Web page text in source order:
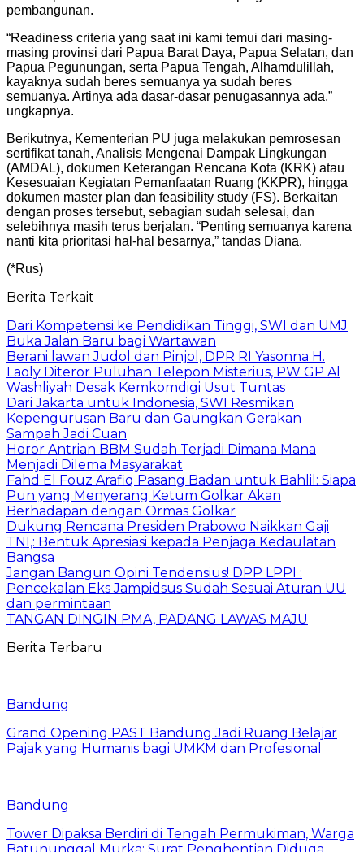
pembangunan.
“Readiness criteria yang saat ini kami temui dari masing-
masing provinsi dari Papua Barat Daya, Papua Selatan, dan
Papua Pegunungan, serta Papua Tengah, Alhamdulillah,
kayaknya sudah beres semuanya ya sudah beres
semuanya. Artinya ada dasar-dasar penugasannya ada,”
ungkapnya.
Berikutnya, Kementerian PU juga melakukan pemrosesan
sertifikat tanah, Analisis Mengenai Dampak Lingkungan
(AMDAL), dokumen Keterangan Rencana Kota (KRK) atau
Kesesuaian Kegiatan Pemanfaatan Ruang (KKPR), hingga
dokumen master plan dan feasibility study (FS). Berkaitan
dengan proses tersebut, sebagian sudah selesai, dan
selebihnya masih terus berjalan. “Penting semuanya karena
nanti kita prioritasi hal-hal besarnya,” tandas Diana.
(*Rus)
Berita Terkait
Dari Kompetensi ke Pendidikan Tinggi, SWI dan UMJ
Buka Jalan Baru bagi Wartawan
Berani lawan Judol dan Pinjol, DPR RI Yasonna H.
Laoly Diteror Puluhan Telepon Misterius, PW GP Al
Washliyah Desak Kemkomdigi Usut Tuntas
Dari Jakarta untuk Indonesia, SWI Resmikan
Kepengurusan Baru dan Gaungkan Gerakan
Sampah Jadi Cuan
Horor Antrian BBM Sudah Terjadi Dimana Mana
Menjadi Dilema Masyarakat
Fahd El Fouz Arafiq Pasang Badan untuk Bahlil: Siapa
Pun yang Menyerang Ketum Golkar Akan
Berhadapan dengan Ormas Golkar
Dukung Rencana Presiden Prabowo Naikkan Gaji
TNI,: Bentuk Apresiasi kepada Penjaga Kedaulatan
Bangsa
Jangan Bangun Opini Tendensius! DPP LPPI :
Pencekalan Eks Jampidsus Sudah Sesuai Aturan UU
dan permintaan
TANGAN DINGIN PMA, PADANG LAWAS MAJU
Berita Terbaru
Bandung
Grand Opening PAST Bandung Jadi Ruang Belajar
Pajak yang Humanis bagi UMKM dan Profesional
Bandung
Tower Dipaksa Berdiri di Tengah Permukiman, Warga